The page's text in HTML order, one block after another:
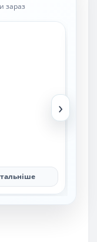
зараз
›